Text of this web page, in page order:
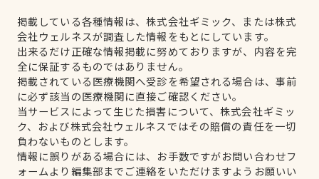
掲載している各種情報は、株式会社ギミック、または株式
会社ウェルネスが調査した情報をもとにしています。
出来るだけ正確な情報掲載に努めておりますが、内容を完
全に保証するものではありません。
掲載されている医療機関へ受診を希望される場合は、事前
に必ず該当の医療機関に直接ご確認ください。
当サービスによって生じた損害について、株式会社ギミッ
ク、および株式会社ウェルネスではその賠償の責任を一切
負わないものとします。
情報に誤りがある場合には、お手数ですがお問い合わせフ
ォームより編集部までご連絡をいただけますようお願いい